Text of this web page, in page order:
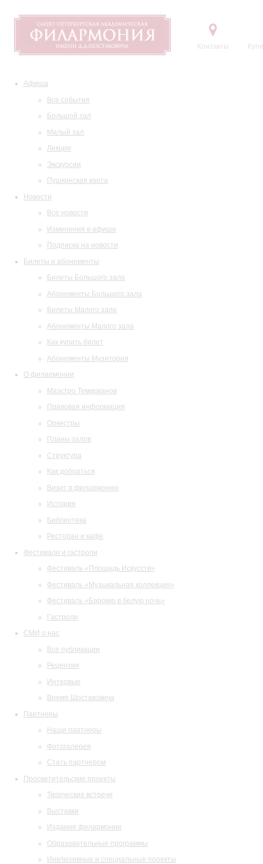
Контакты
Афиша
Все события
Большой зал
Малый зал
Лекции
Экскурсии
Пушкинская карта
Новости
Все новости
Изменения в афише
Подписка на новости
Билеты и абонементы
Билеты Большого зала
Абонементы Большого зала
Билеты Малого зала
Абонементы Малого зала
Как купить билет
Абонементы Музитория
О филармонии
Маэстро Темирканов
Правовая информация
Оркестры
Планы залов
Структура
Как добраться
Визит в филармонию
История
Библиотека
Ресторан и кафе
Фестивали и гастроли
Фестиваль «Площадь Искусств»
Фестиваль «Музыкальная коллекция»
Фестиваль «Барокко в белую ночь»
Гастроли
СМИ о нас
Все публикации
Рецензии
Интервью
Время Шостаковича
Партнеры
Наши партнеры
Фотогалерея
Стать партнером
Просветительские проекты
Творческие встречи
Выставки
Издания филармонии
Образовательные программы
Инклюзивные и специальные проекты